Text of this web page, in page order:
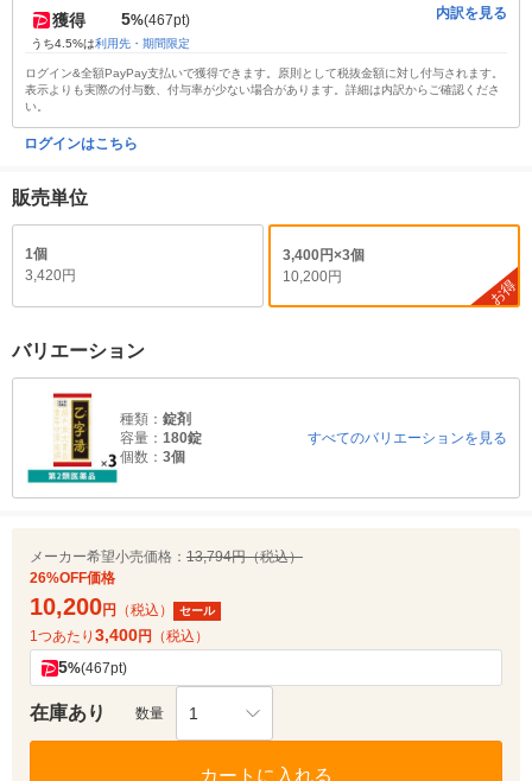
獲得 5%(467pt)
うち4.5%は利用先・期間限定
内訳を見る
ログイン&全額PayPay支払いで獲得できます。原則として税抜金額に対し付与されます。
表示よりも実際の付与数、付与率が少ない場合があります。詳細は内訳からご確認くださ
い。
ログインはこちら
販売単位
1個
3,420円
3,400円×3個
10,200円
お得
バリエーション
種類： 錠剤
容量： 180錠
個数： 3個
すべてのバリエーションを見る
メーカー希望小売価格： 13,794円（税込）
26%OFF価格
10,200円 （税込） セール
1つあたり 3,400円 （税込）
5%(467pt)
在庫あり 数量 1
カートに入れる